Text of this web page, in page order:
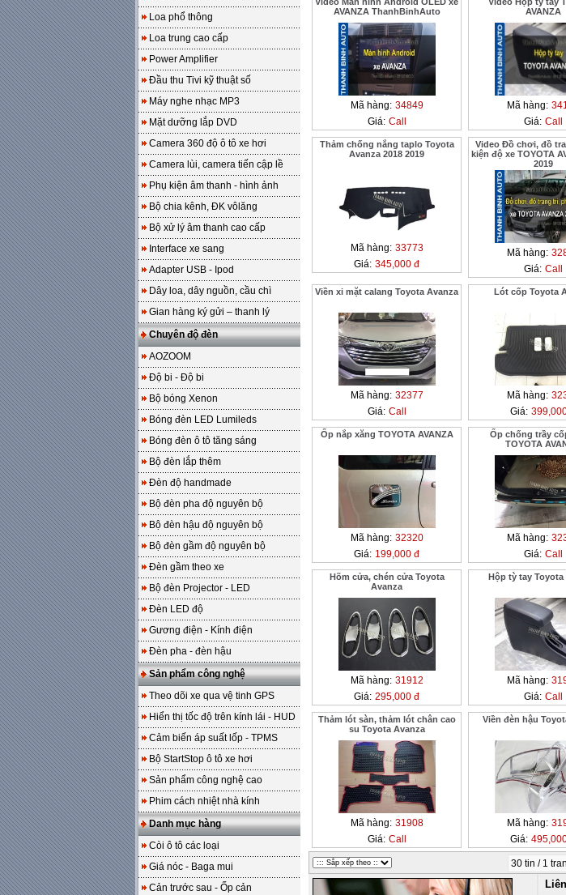
Loa phổ thông
Loa trung cao cấp
Power Amplifier
Đầu thu Tivi kỹ thuật số
Máy nghe nhạc MP3
Mặt dưỡng lắp DVD
Camera 360 độ ô tô xe hơi
Camera lùi, camera tiến cập lề
Phụ kiện âm thanh - hình ảnh
Bộ chia kênh, ĐK vôlăng
Bộ xử lý âm thanh cao cấp
Interface xe sang
Adapter USB - Ipod
Dây loa, dây nguồn, cầu chì
Gian hàng ký gửi – thanh lý
Chuyên độ đèn
AOZOOM
Độ bi - Độ bi
Bộ bóng Xenon
Bóng đèn LED Lumileds
Bóng đèn ô tô tăng sáng
Bộ đèn lắp thêm
Đèn độ handmade
Bộ đèn pha độ nguyên bộ
Bộ đèn hậu độ nguyên bộ
Bộ đèn gầm độ nguyên bộ
Đèn gầm theo xe
Bộ đèn Projector - LED
Đèn LED độ
Gương điện - Kính điện
Đèn pha - đèn hậu
Sản phẩm công nghệ
Theo dõi xe qua vệ tinh GPS
Hiển thị tốc độ trên kính lái - HUD
Cảm biến áp suất lốp - TPMS
Bộ StartStop ô tô xe hơi
Sản phẩm công nghệ cao
Phim cách nhiệt nhà kính
Danh mục hàng
Còi ô tô các loại
Giá nóc - Baga mui
Cản trước sau - Ốp cản
AVANZA ThanhBinhAuto
Mã hàng: 34849
Giá: Call
AVANZA
Mã hàng:
Giá: Call
Thảm chống nắng taplo Toyota
Avanza 2018 2019
Mã hàng: 33773
Giá: 345,000 đ
Video Đồ chơi, đồ
kiện độ xe TOYOTA
2019
Mã hàng:
Giá: Call
Viền xi mặt calang Toyota Avanza
Mã hàng: 32377
Giá: Call
Lót cốp Toyota
Mã hàng:
Giá:
Ốp nắp xăng TOYOTA AVANZA
Mã hàng: 32320
Giá: 199,000 đ
Ốp chống trầy
TOYOTA
Mã hàng:
Giá: Call
Hõm cửa, chén cửa Toyota
Avanza
Mã hàng: 31912
Giá: 295,000 đ
Hộp tỳ tay Toyota
Mã hàng:
Giá: Call
Thảm lót sàn, thảm lót chân cao
su Toyota Avanza
Mã hàng: 31908
Giá: Call
Viền đèn hậu
Mã hàng:
Giá:
30 tin / 1